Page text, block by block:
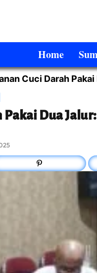
Home
Cuci Darah
Dua